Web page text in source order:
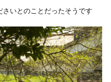
いとのことだったそうです